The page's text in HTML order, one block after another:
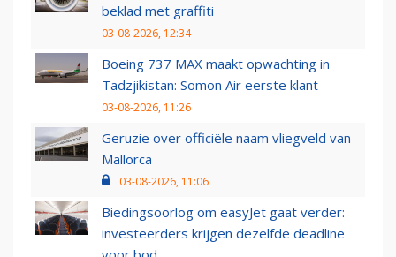
beklad met graffiti
03-08-2026, 12:34
Boeing 737 MAX maakt opwachting in
Tadzjikistan: Somon Air eerste klant
03-08-2026, 11:26
Geruzie over officiële naam vliegveld van
Mallorca
03-08-2026, 11:06
Biedingsoorlog om easyJet gaat verder:
investeerders krijgen dezelfde deadline